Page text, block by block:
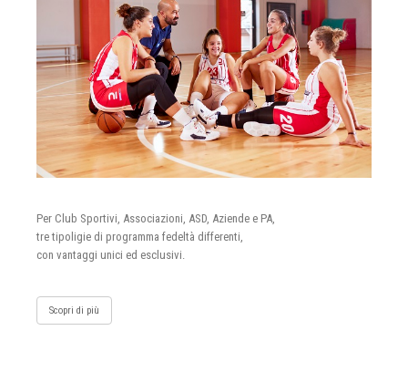
Per Club Sportivi, Associazioni, ASD, Aziende e PA,
tre tipoligie di programma fedeltà differenti,
con vantaggi unici ed esclusivi.
Scopri di più